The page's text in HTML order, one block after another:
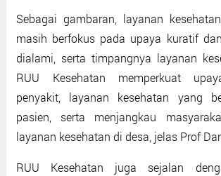
Sebagai gambaran, layanan
masih berfokus pada upaya kuratif
dialami, serta timpangnya layanan
RUU Kesehatan memperkuat
penyakit, layanan kesehatan yang
pasien, serta menjangkau
layanan kesehatan di desa, jelas Prof
RUU Kesehatan juga sejalan